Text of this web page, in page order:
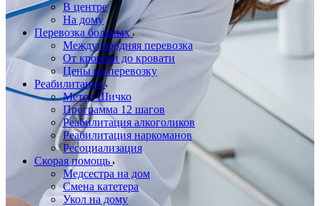
В центре
На дому
Перевозка больных
Междугородняя перевозка
От кровати до кровати
Цены на перевозку
Реабилитация
Метод Шичко
Программа 12 шагов
Реабилитация алкоголиков
Реабилитация наркоманов
Ресоциализация
Скорая помощь
Медсестра на дом
Смена катетера
Укол на дому